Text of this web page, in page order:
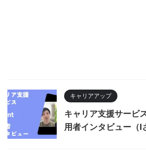
キャリアアップ
キャリア支援サービ
用者インタビュー（I